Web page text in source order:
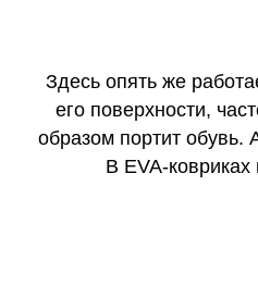
Здесь опять же
его поверхности,
образом портит обувь.
В EVA-